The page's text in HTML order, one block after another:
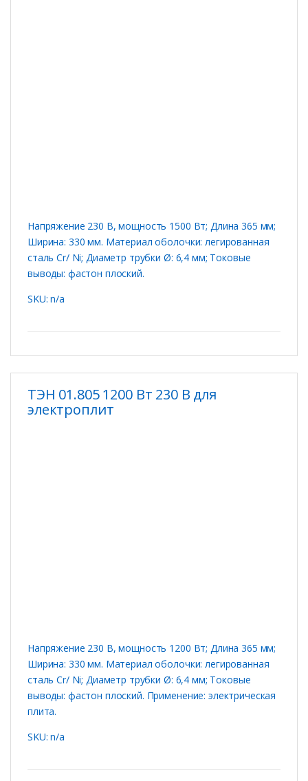
Напряжение 230 В, мощность 1500 Вт; Длина 365 мм;
Ширина: 330 мм. Материал оболочки: легированная
сталь Cr/ Ni; Диаметр трубки Ø: 6,4 мм; Токовые
выводы: фастон плоский.
SKU: n/a
ТЭН 01.805 1200 Вт 230 В для
электроплит
Напряжение 230 В, мощность 1200 Вт; Длина 365 мм;
Ширина: 330 мм. Материал оболочки: легированная
сталь Cr/ Ni; Диаметр трубки Ø: 6,4 мм; Токовые
выводы: фастон плоский. Применение: электрическая
плита.
SKU: n/a